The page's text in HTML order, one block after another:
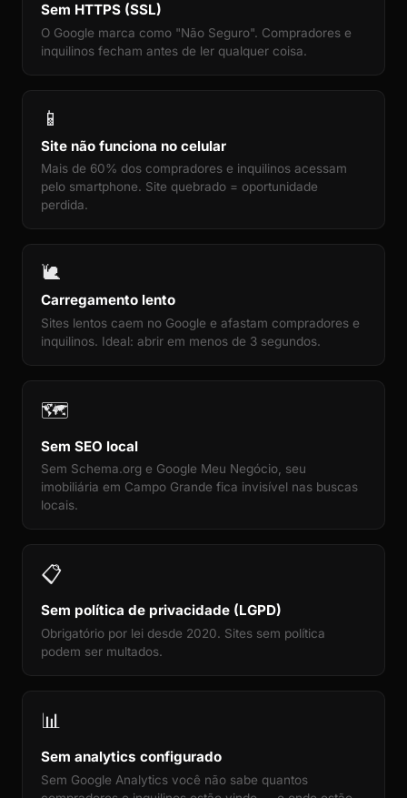
Sem HTTPS (SSL)
O Google marca como "Não Seguro". Compradores e
inquilinos fecham antes de ler qualquer coisa.
📱
Site não funciona no celular
Mais de 60% dos compradores e inquilinos acessam
pelo smartphone. Site quebrado = oportunidade
perdida.
🐌
Carregamento lento
Sites lentos caem no Google e afastam compradores e
inquilinos. Ideal: abrir em menos de 3 segundos.
🗺️
Sem SEO local
Sem Schema.org e Google Meu Negócio, seu
imobiliária em Campo Grande fica invisível nas buscas
locais.
📋
Sem política de privacidade (LGPD)
Obrigatório por lei desde 2020. Sites sem política
podem ser multados.
📊
Sem analytics configurado
Sem Google Analytics você não sabe quantos